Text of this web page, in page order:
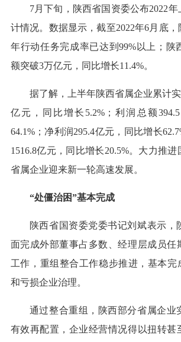
7月下旬，陕西省国资委公布2022
计情况。数据显示，截至2022年6月底
年行动任务完成率已达到99%以上；陕
额突破3万亿元，同比增长11.4%。
据了解，上半年陕西省属企业累计
亿元，同比增长5.2%；利润总额
64.1%；净利润295.4亿元，同比增长
1516.8亿元，同比增长20.5%。大力推
省属企业迎来新一轮高速发展。
“处僵治困”基本完成
陕西省国资委党委书记刘斌表示，
面完成外部董事占多数、经理层成员任
工作，重组整合工作稳步推进，基本完
和亏损企业治理。
通过整合重组，陕西部分省属企业
有效再配置，企业经营情况得以扭转甚